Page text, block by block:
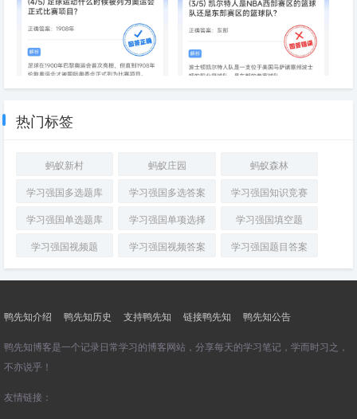
子单打金牌的获得者是谁
是在哪一年
热门标签
蚂蚁新村 蚂蚁庄园
蚂蚁森林
学习强国多选题库
学习强国多选答案
学习强国知识竞赛
学习强国单选题库
学习强国单项选择
学习强国填空题
学习强国视频题
学习强国视频答案 学习强国题目答案
鸭先知介绍 鸭先知历史 支持鸭先知 链接鸭先知 鸭先知公告
鸭先知博客是一个记录日常学习的博客网站，分享每天的学习笔记，学而时习之，
不亦说乎！
友情链接：